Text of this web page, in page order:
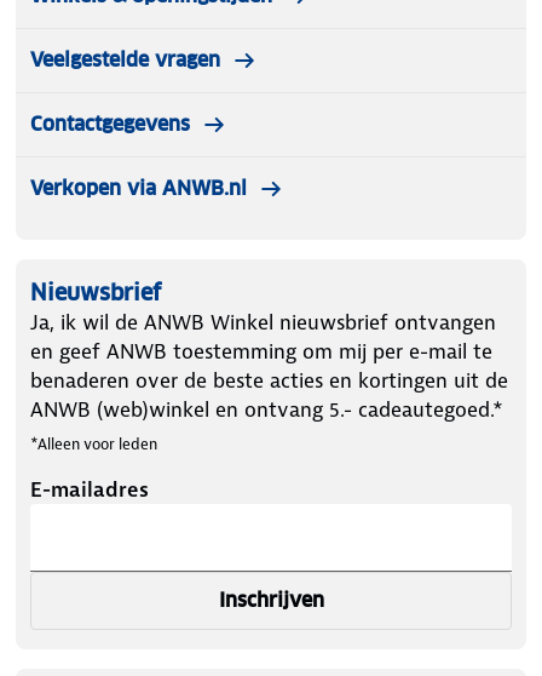
Veelgestelde vragen
Contactgegevens
Verkopen via ANWB.nl
Nieuwsbrief
Ja, ik wil de ANWB Winkel nieuwsbrief ontvangen
en geef ANWB toestemming om mij per e-mail te
benaderen over de beste acties en kortingen uit de
ANWB (web)winkel en ontvang 5.- cadeautegoed.*
*Alleen voor leden
E-mailadres
Inschrijven